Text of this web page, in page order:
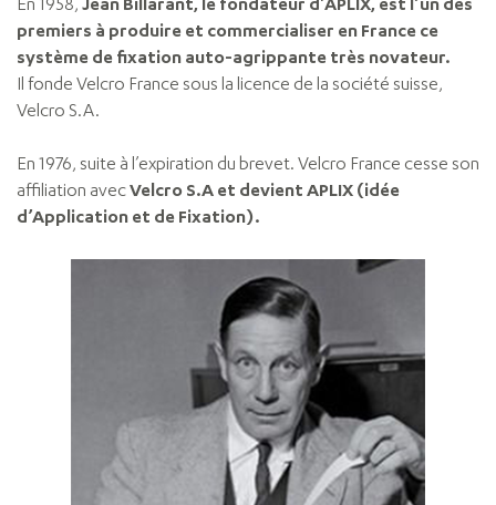
En 1958, Jean Billarant, le fondateur d'APLIX, est l’un des
premiers à produire et commercialiser en France ce
système de fixation auto-agrippante très novateur.
Il fonde Velcro France sous la licence de la société suisse,
Velcro S.A.
En 1976, suite à l’expiration du brevet. Velcro France cesse son
affiliation avecVelcro S.A et devient APLIX (idée
d’Application et de Fixation).